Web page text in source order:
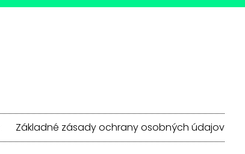
Základné zásady ochrany osobných údajov